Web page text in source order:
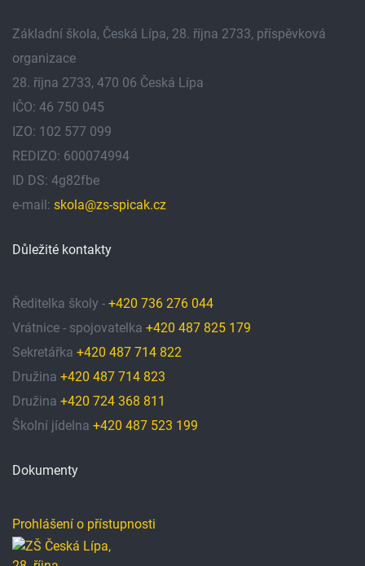
Základní škola, Česká Lípa, 28. října 2733, příspěvková
organizace
28. října 2733, 470 06 Česká Lípa
IČO: 46 750 045
IZO: 102 577 099
REDIZO: 600074994
ID DS: 4g82fbe
e-mail: skola@zs-spicak.cz
Důležité kontakty
Ředitelka školy - +420 736 276 044
Vrátnice - spojovatelka +420 487 825 179
Sekretářka +420 487 714 822
Družina +420 487 714 823
Družina +420 724 368 811
Školní jídelna +420 487 523 199
Dokumenty
Prohlášení o přístupnosti